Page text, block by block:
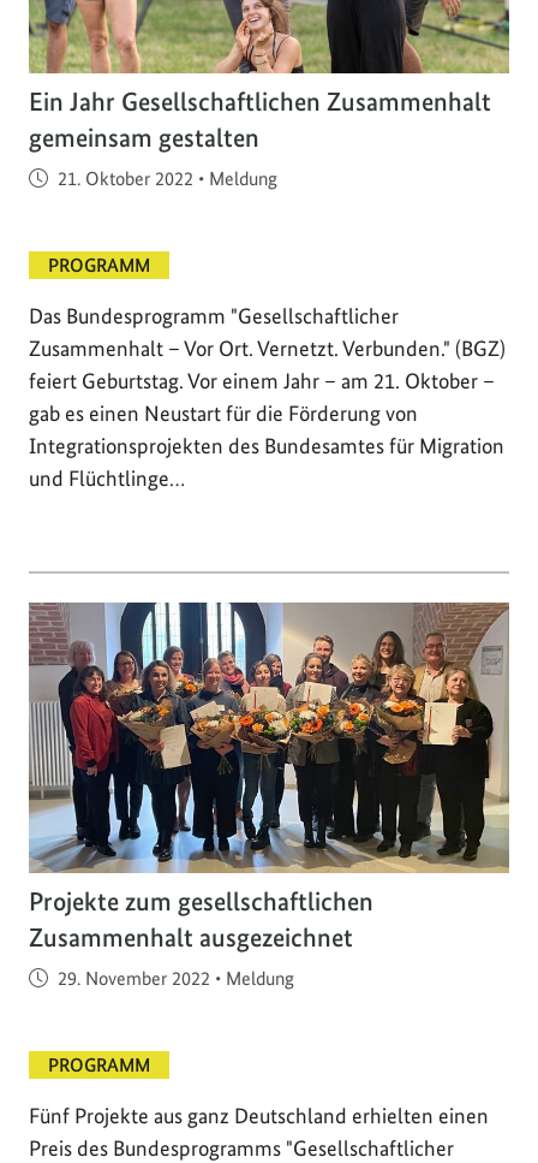
Ein Jahr Gesellschaftlichen Zusammenhalt
gemeinsam gestalten
Veröffentlicht am
21. Oktober 2022 • Meldung
PROGRAMM
Das Bundesprogramm "Gesellschaftlicher
Zusammenhalt – Vor Ort. Vernetzt. Verbunden." (BGZ)
feiert Geburtstag. Vor einem Jahr – am 21. Oktober –
gab es einen Neustart für die Förderung von
Integrationsprojekten des Bundesamtes für Migration
und Flüchtlinge…
Projekte zum gesellschaftlichen
Zusammenhalt ausgezeichnet
Veröffentlicht am
29. November 2022 • Meldung
PROGRAMM
Fünf Projekte aus ganz Deutschland erhielten einen
Preis des Bundesprogramms "Gesellschaftlicher